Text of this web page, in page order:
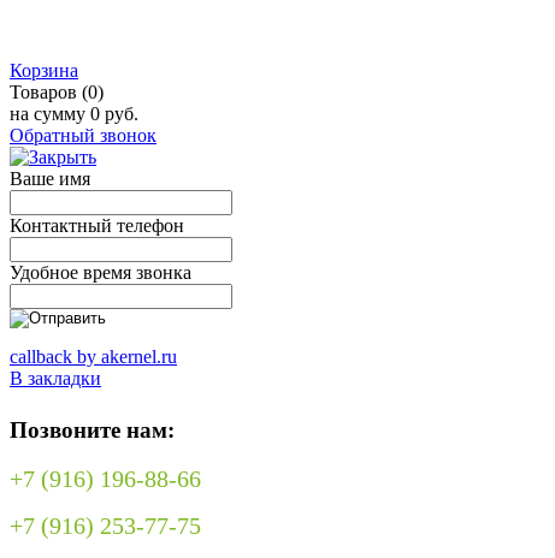
Корзина
Товаров (0)
на сумму 0 руб.
Обратный звонок
Ваше имя
Контактный телефон
Удобное время звонка
callback by akernel.ru
В закладки
Позвоните нам:
+7 (916) 196-88-66
+7 (916) 253-77-75